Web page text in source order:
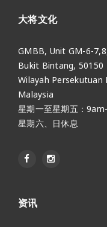
大将文化
GMBB, Unit GM-6-
Bukit Bintang, 50150
Wilayah Persekutuan
Malaysia
星期一至星期五：
星期六、日休息
资讯